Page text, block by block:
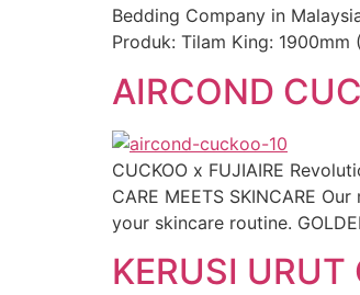
Bedding Company in
Produk: Tilam King:
AIRCOND
CUCKOO x FUJIAIRE
CARE MEETS SKINCARE
your skincare routine.
KERUSI